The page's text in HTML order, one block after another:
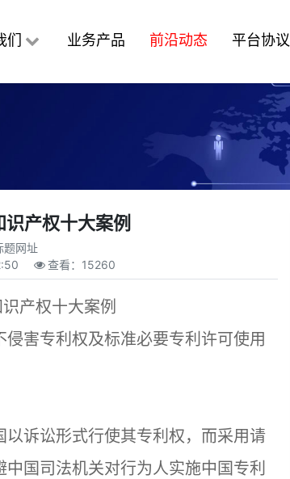
们 业务产品 前沿动态 平台协议
产权十大案例
题网址
查看： 15260
产权十大案例
害专利权及标准必要专利许可使用
诉讼形式行使其专利权，而采用请
国司法机关对行为人实施中国专利